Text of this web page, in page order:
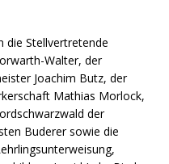
die Stellvertretende
Walter, der
Joachim Butz, der
Mathias Morlock,
der
Buderer sowie die